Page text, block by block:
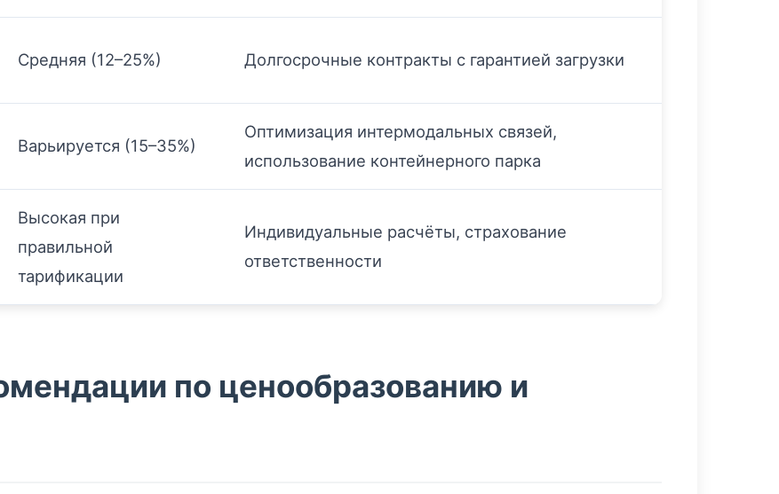
Средняя (12–25%) Долгосрочные контракты с гарантией загрузки
Варьируется (15–35%)
Оптимизация интермодальных связей,
использование контейнерного парка
Высокая при
правильной
тарификации
Индивидуальные расчёты, страхование
ответственности
по ценообразованию и